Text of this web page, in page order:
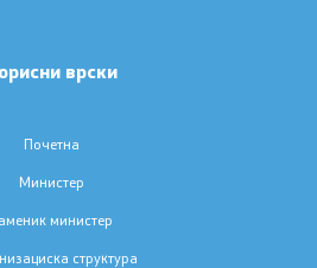
НРК
врски
Почетна
Министер
министер
структура